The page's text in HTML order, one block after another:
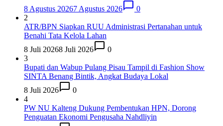
8 Agustus 20267 Agustus 2026
0
2
ATR/BPN Siapkan RUU Administrasi Pertanahan untuk
Benahi Tata Kelola Lahan
8 Juli 20268 Juli 2026
0
3
Bupati dan Wabup Pulang Pisau Tampil di Fashion Show
SINTA Benang Bintik, Angkat Budaya Lokal
8 Juli 2026
0
4
PW NU Kalteng Dukung Pembentukan HPN, Dorong
Penguatan Ekonomi Pengusaha Nahdliyin